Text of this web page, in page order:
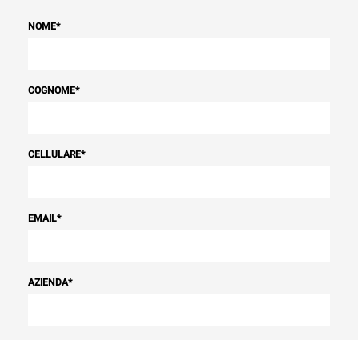
NOME*
COGNOME*
CELLULARE*
EMAIL*
AZIENDA*